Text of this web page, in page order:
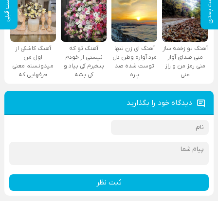
پست بعدی پست قبلی
آهنگ تو زخمه ساز
منی صدای آواز
منی رمز من و راز
منی
آهنگ ای زن تنها
مرد آواره وطن دل
توست شده صد
پاره
آهنگ تو که
نیستی از خودم
بیخبرم کی بیاد و
کی بشه
آهنگ کاشکی از
اول من
میدونستم معنی
حرفهایی که
دیدگاه خود را بگذارید
ثبت نظر